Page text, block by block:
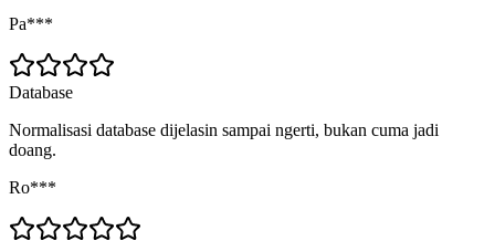
Pa***
Database
Normalisasi database dijelasin sampai ngerti, bukan cuma jadi
doang.
Ro***